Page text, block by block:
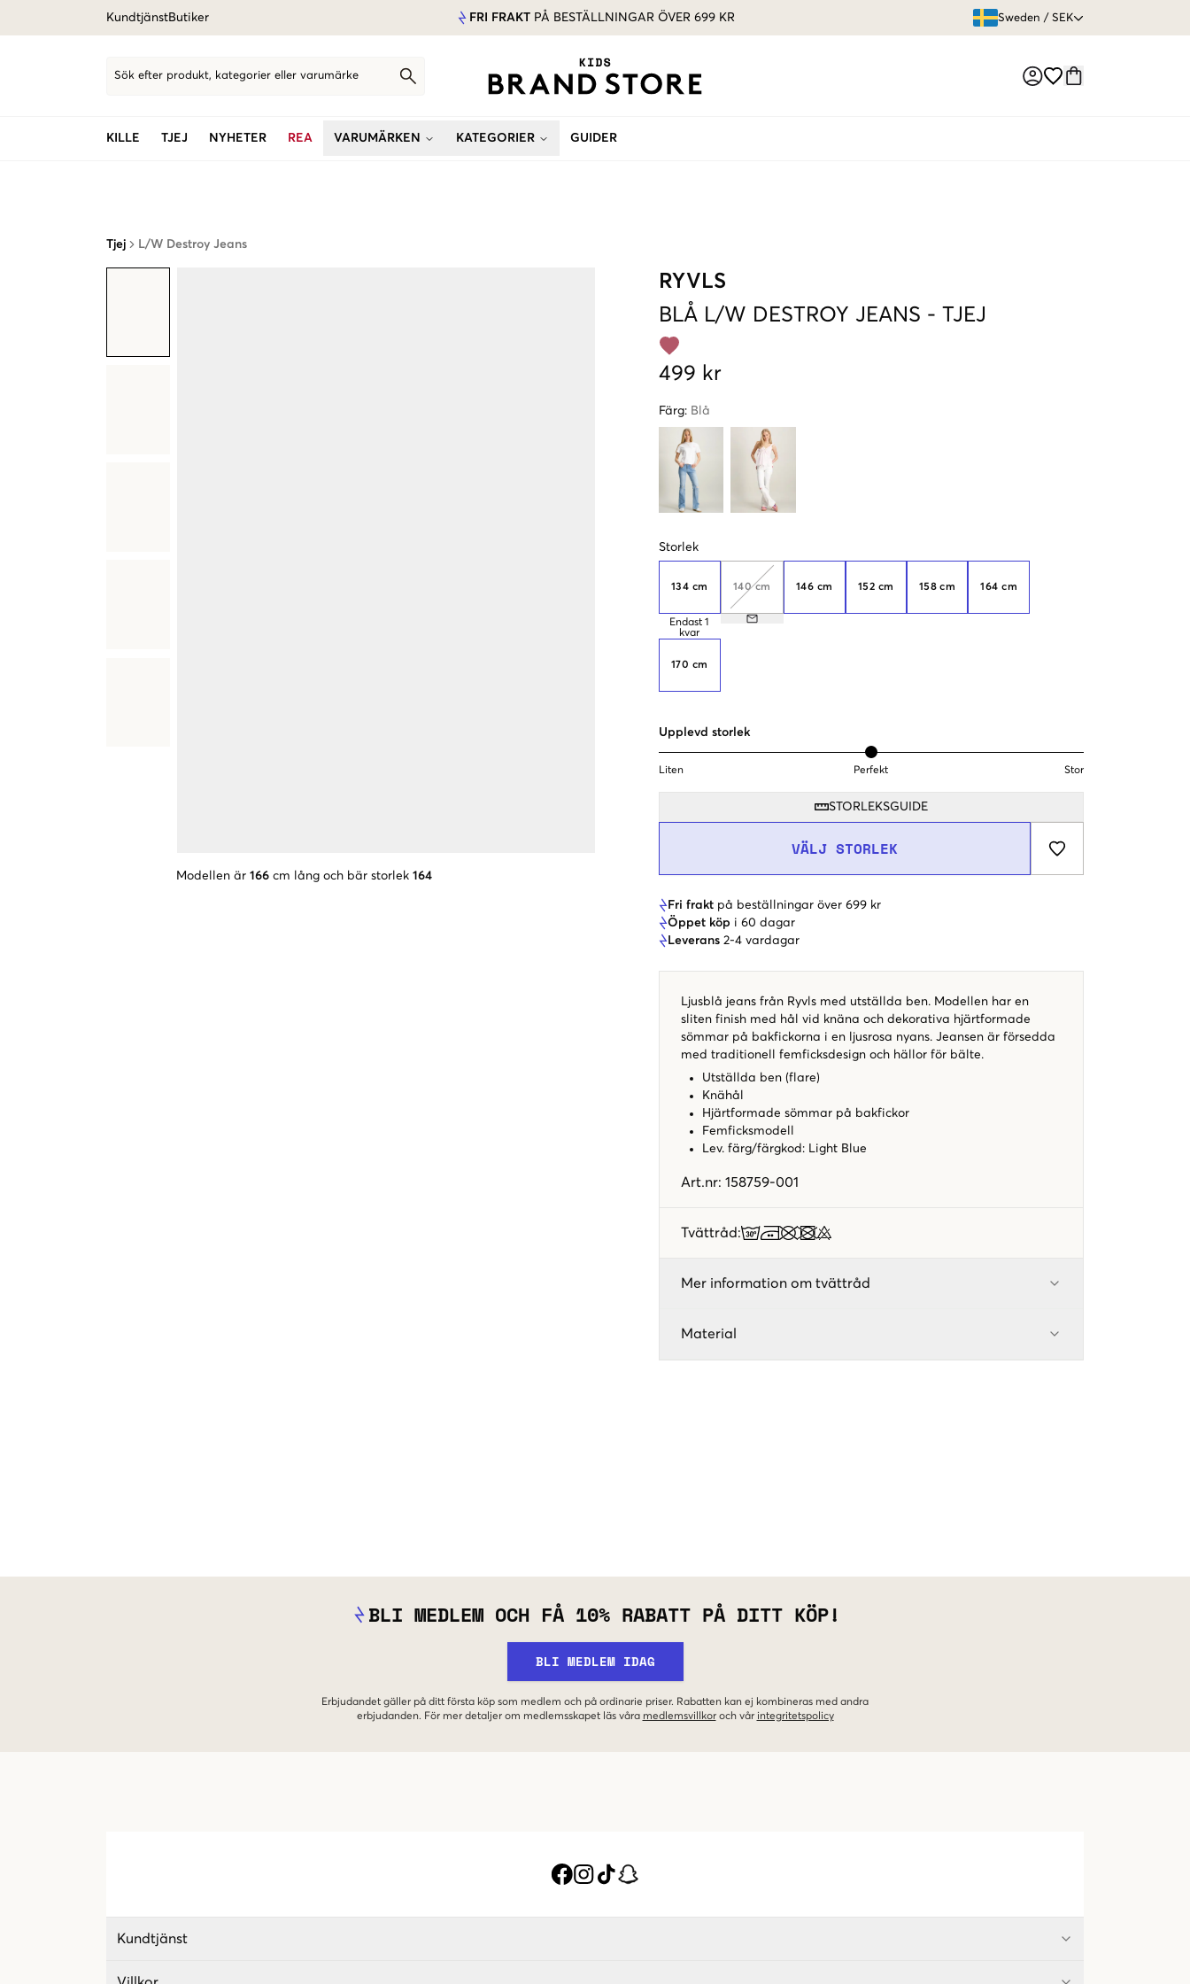
KundtjänstButiker FRI FRAKT PÅ BESTÄLLNINGAR ÖVER 699 KR Sweden / SEK
Sök efter produkt, kategorier eller varumärke
KILLE TJEJ NYHETER REA VARUMÄRKEN KATEGORIER GUIDER
Tjej L/W Destroy Jeans
Modellen är 166 cm lång och bär storlek 164
RYVLS
BLÅ L/W DESTROY JEANS - TJEJ
499 kr
Färg: Blå
Storlek
134 cm
Endast 1
kvar
140 cm 146 cm 152 cm 158 cm 164 cm
170 cm
Upplevd storlek
Liten Perfekt Stor
STORLEKSGUIDE
VÄLJ STORLEK
Fri frakt på beställningar över 699 kr
Öppet köp i 60 dagar
Leverans 2-4 vardagar
Ljusblå jeans från Ryvls med utställda ben. Modellen har en
sliten finish med hål vid knäna och dekorativa hjärtformade
sömmar på bakfickorna i en ljusrosa nyans. Jeansen är försedda
med traditionell femficksdesign och hällor för bälte.
Utställda ben (flare)
Knähål
Hjärtformade sömmar på bakfickor
Femficksmodell
Lev. färg/färgkod : Light Blue
Art.nr: 158759-001
Tvättråd:
Mer information om tvättråd
Material
BLI MEDLEM OCH FÅ 10% RABATT PÅ DITT KÖP!
BLI MEDLEM IDAG
Erbjudandet gäller på ditt första köp som medlem och på ordinarie priser. Rabatten kan ej kombineras med andra
erbjudanden. För mer detaljer om medlemsskapet läs våra medlemsvillkor och vår integritetspolicy
Kundtjänst